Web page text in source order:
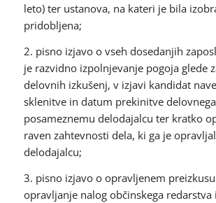
leto) ter ustanova, na kateri je bila
pridobljena;
2. pisno izjavo o vseh dosedanjih
je razvidno izpolnjevanje pogoja glede
delovnih izkušenj, v izjavi kandidat
sklenitve in datum prekinitve
posameznemu delodajalcu ter kratko
raven zahtevnosti dela, ki ga je
delodajalcu;
3. pisno izjavo o opravljenem
opravljanje nalog občinskega redarstva